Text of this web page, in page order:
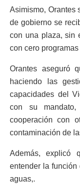
Asimismo, Orantes
de gobierno se
con una plaza, sin
con cero
Orantes aseguró
haciendo las
capacidades del
con su
cooperación con
contaminación de
Además, explicó
entender la
aguas,.